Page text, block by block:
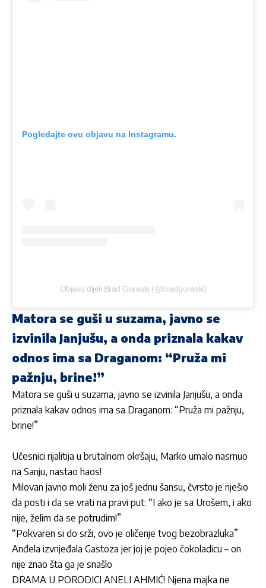
Pogledajte ovu objavu na Instagramu.
Objavu dijeli Brad Goreski (@bradgoreski)
Matora se guši u suzama, javno se
izvinila Janjušu, a onda priznala kakav
odnos ima sa Draganom: “Pruža mi
pažnju, brine!”
Matora se guši u suzama, javno se izvinila Janjušu, a onda
priznala kakav odnos ima sa Draganom: “Pruža mi pažnju,
brine!”
Učesnici rijalitija u brutalnom okršaju, Marko umalo nasrnuo
na Sanju, nastao haos!
Milovan javno moli ženu za još jednu šansu, čvrsto je riješio
da posti i da se vrati na pravi put: “I ako je sa Urošem, i ako
nije, želim da se potrudim!”
“Pokvaren si do srži, ovo je oličenje tvog bezobrazluka”
Anđela izvrijeđala Gastoza jer joj je pojeo čokoladicu – on
nije znao šta ga je snašlo
DRAMA U PORODICI ANELI AHMIĆ! Njena majka ne